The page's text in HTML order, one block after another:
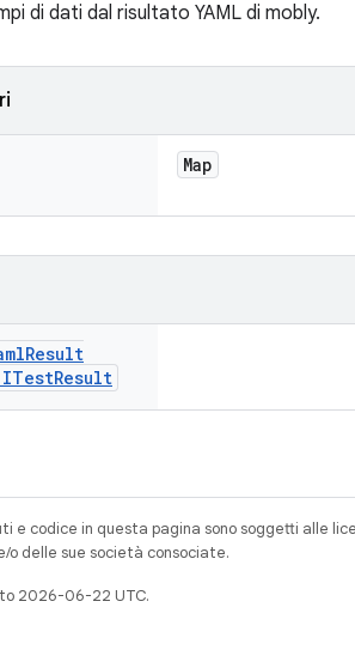
di dati dal risultato YAML di mobly.
Map
Result
ITestResult
e codice in questa pagina sono soggetti alle
delle sue società consociate.
2026-06-22 UTC.